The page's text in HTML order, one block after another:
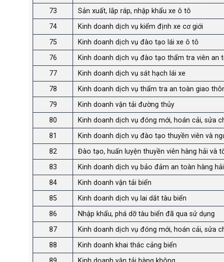
73
Sản xuất, lắp ráp, nhập khẩu xe ô tô
74
Kinh doanh dịch vụ kiểm định xe cơ giới
75
Kinh doanh dịch vụ đào tạo lái xe ô tô
76
Kinh doanh dịch vụ đào tạo thẩm tra viên an
77
Kinh doanh dịch vụ sát hạch lái xe
78
Kinh doanh dịch vụ thẩm tra an toàn giao
79
Kinh doanh vận tải đường thủy
80
Kinh doanh dịch vụ đóng mới, hoán cải, sửa
81
Kinh doanh dịch vụ đào tạo thuyền viên và
82
Đào tạo, huấn luyện thuyền viên hàng hải và
83
Kinh doanh dịch vụ bảo đảm an toàn hàng hải
84
Kinh doanh vận tải biển
85
Kinh doanh dịch vụ lai dắt tàu biển
86
Nhập khẩu, phá dỡ tàu biển đã qua sử dụng
87
Kinh doanh dịch vụ đóng mới, hoán cải, sửa
88
Kinh doanh khai thác cảng biển